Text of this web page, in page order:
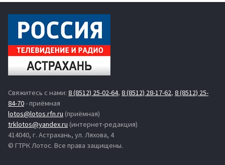
Свяжитесь с нами: 8 (8512) 25-02-64, 8 (8512) 28-17-62, 8 (8512) 25-
84-70- приёмная
lotos@lotos.rfn.ru (приёмная)
trklotos@yandex.ru (интернет-редакция)
414040, г. Астрахань, ул. Ляхова, 4
© ГТРК Лотос. Все права защищены.